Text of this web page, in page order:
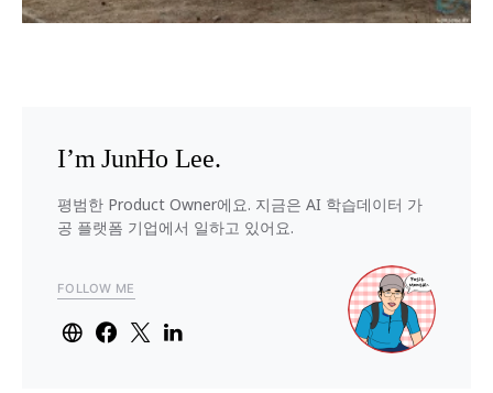
I’m JunHo Lee.
평범한 Product Owner에요. 지금은 AI 학습데이터 가
공 플랫폼 기업에서 일하고 있어요.
FOLLOW ME